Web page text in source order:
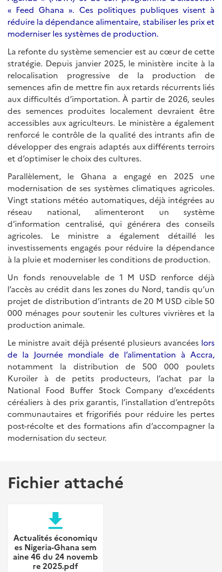
« Feed Ghana ». Ces politiques publiques visent à
réduire la dépendance alimentaire, stabiliser les prix et
moderniser les systèmes de production.
La refonte du système semencier est au cœur de cette
stratégie. Depuis janvier 2025, le ministère incite à la
relocalisation progressive de la production de
semences afin de mettre fin aux retards récurrents liés
aux difficultés d’importation. À partir de 2026, seules
des semences produites localement devraient être
accessibles aux agriculteurs. Le ministère a également
renforcé le contrôle de la qualité des intrants afin de
développer des engrais adaptés aux différents terroirs
et d’optimiser le choix des cultures.
Parallèlement, le Ghana a engagé en 2025 une
modernisation de ses systèmes climatiques agricoles.
Vingt stations météo automatiques, déjà intégrées au
réseau national, alimenteront un système
d’information centralisé, qui générera des conseils
agricoles. Le ministre a également détaillé les
investissements engagés pour réduire la dépendance
à la pluie et moderniser les conditions de production.
Un fonds renouvelable de 1 M USD renforce déjà
l’accès au crédit dans les zones du Nord, tandis qu’un
projet de distribution d’intrants de 20 M USD cible 50
000 ménages pour soutenir les cultures vivrières et la
production animale.
Le ministre avait déjà présenté plusieurs avancées lors
de la Journée mondiale de l’alimentation à Accra,
notamment la distribution de 500 000 poulets
Kuroiler à de petits producteurs, l’achat par la
National Food Buffer Stock Company d’excédents
céréaliers à des prix garantis, l’installation d’entrepôts
communautaires et frigorifiés pour réduire les pertes
post-récolte et des formations afin d’accompagner la
modernisation du secteur.
Fichier attaché
file_download
Actualités économiqu
es Nigeria-Ghana sem
aine 46 du 24 novemb
re 2025.pdf